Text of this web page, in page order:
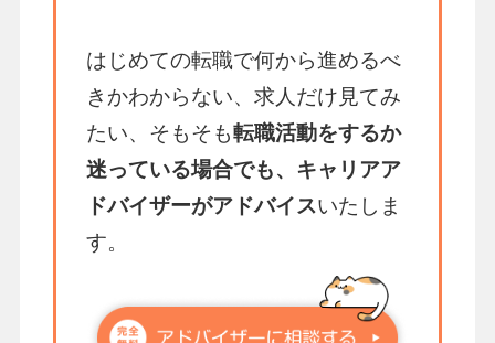
はじめての転職で何から進めるべ
きかわからない、求人だけ見てみ
たい、そもそも転職活動をするか
迷っている場合でも、キャリアア
ドバイザーがアドバイスいたしま
す。